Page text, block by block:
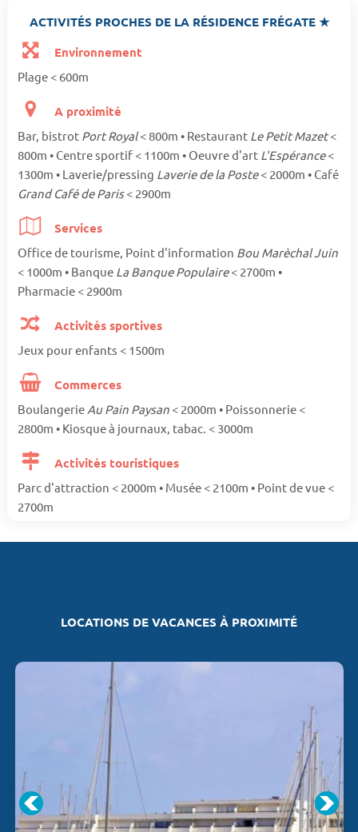
ACTIVITÉS PROCHES DE LA RÉSIDENCE FRÉGATE ★
Environnement
Plage < 600m
A proximité
Bar, bistrot Port Royal< 800m • Restaurant Le Petit Mazet<
800m • Centre sportif < 1100m • Oeuvre d'art L'Espérance<
1300m • Laverie/pressing Laverie de la Poste< 2000m • Café
Grand Café de Paris< 2900m
Services
Office de tourisme, Point d'information Bou Marèchal Juin
< 1000m • Banque La Banque Populaire< 2700m •
Pharmacie < 2900m
Activités sportives
Jeux pour enfants < 1500m
Commerces
Boulangerie Au Pain Paysan < 2000m • Poissonnerie <
2800m • Kiosque à journaux, tabac. < 3000m
Activités touristiques
Parc d'attraction < 2000m • Musée < 2100m • Point de vue <
2700m
LOCATIONS DE VACANCES À PROXIMITÉ